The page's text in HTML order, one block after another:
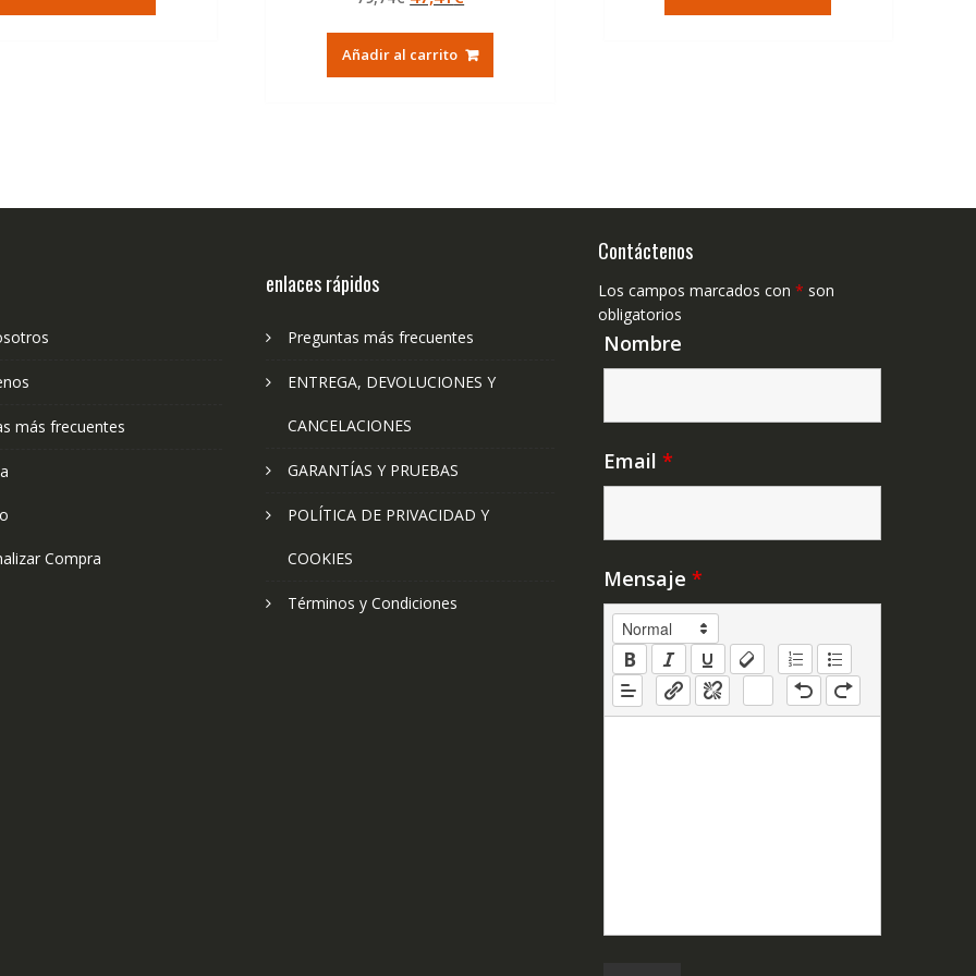
era:
es:
de 5
original
era:
actual
es:
Añadir al carrito
era:
es:
más frecuentes
Compra
enlaces rápidos
Preguntas más frecuentes
ENTREGA, DEVOLUCIONES Y
CANCELACIONES
GARANTÍAS Y PRUEBAS
POLÍTICA DE PRIVACIDAD Y
COOKIES
Términos y Condiciones
Contáctenos
Los campos marcados con * son
obligatorios
Nombre
Email *
Mensaje *